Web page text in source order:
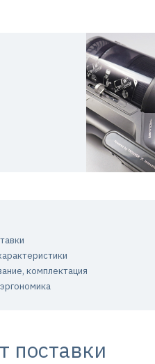
комплектация
поставки